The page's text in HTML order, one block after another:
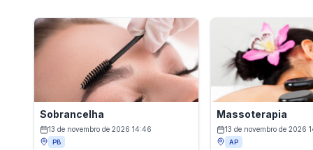
Sobrancelha
13 de novembro de 2026 14:46
PB
Massoterapia
13 de novembro de 2026
AP